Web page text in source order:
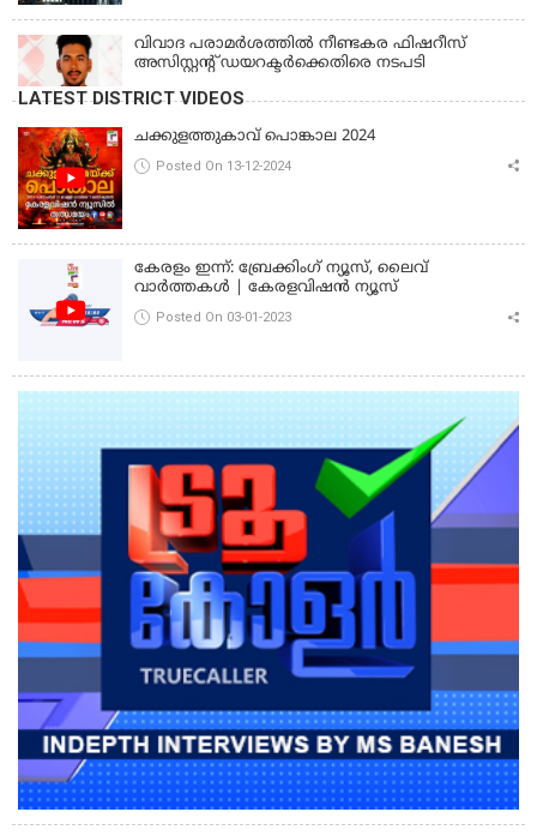
വിവാദ പരാമര്‍ശത്തില്‍ നീണ്ടകര ഫിഷറീസ്
അസിസ്റ്റന്റ് ഡയറക്ടര്‍ക്കെതിരെ നടപടി
LATEST DISTRICT VIDEOS
ചക്കുളത്തുകാവ് പൊങ്കാല 2024
Posted On 13-12-2024
കേരളം ഇന്ന്: ബ്രേക്കിംഗ് ന്യൂസ്, ലൈവ്
വാർത്തകൾ | കേരളവിഷൻ ന്യൂസ്
Posted On 03-01-2023